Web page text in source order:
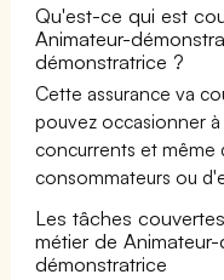
Qu'est-ce qui est
Animateur-
démonstratrice ?
Cette assurance va
pouvez occasionner à
concurrents et même
consommateurs ou
Les tâches
métier de
démonstratrice